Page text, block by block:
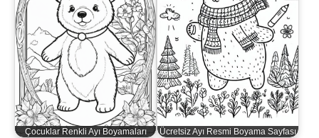
Çocuklar Renkli Ayı Boyamaları Ücretsiz Ayı Resmi Boyama Sayfası